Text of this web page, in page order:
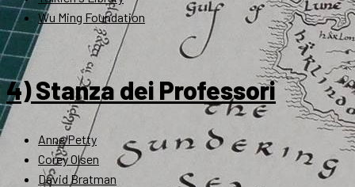
Wu Ming Foundation
4) Stanza dei Professori
Anne Petty
Corey Olsen
David Bratman